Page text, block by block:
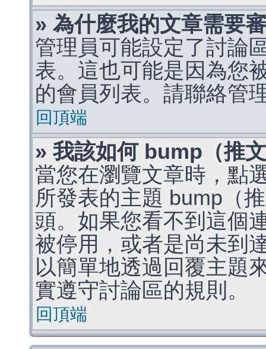
» 為什麼我的文章需要
管理員可能設定了討論
表。這也可能是因為您
的會員列表。請聯絡管
回頂端
» 我該如何 bump（推
當您在瀏覽文章時，點
所發表的主題 bump（
頭。如果您看不到這個
被停用，或者是尚未到
以簡單地透過回覆主題
實遵守討論區的規則。
回頂端